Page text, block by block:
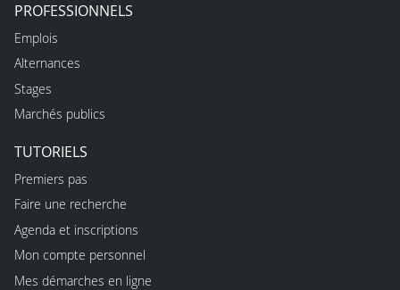
PROFESSIONNELS
Emplois
Alternances
Stages
Marchés publics
TUTORIELS
Premiers pas
Faire une recherche
Agenda et inscriptions
Mon compte personnel
Mes démarches en ligne